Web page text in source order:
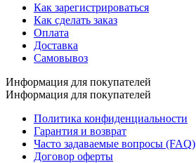
Как зарегистрироваться
Как сделать заказ
Оплата
Доставка
Самовывоз
Информация для покупателей
Информация для покупателей
Политика конфиденциальности
Гарантия и возврат
Часто задаваемые вопросы (FAQ)
Договор оферты